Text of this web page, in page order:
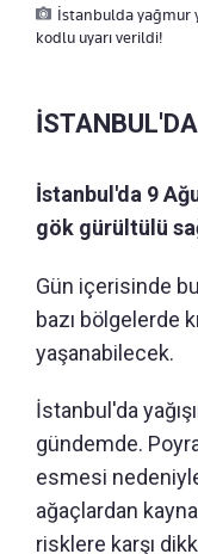
İstanbulda yağmur
kodlu uyarı verildi!
İstanbul'da 9
gök gürültülü
Gün içerisinde
bazı bölgelerde
yaşanabilecek.
İstanbul'da
gündemde.
esmesi
ağaçlardan
risklere karşı